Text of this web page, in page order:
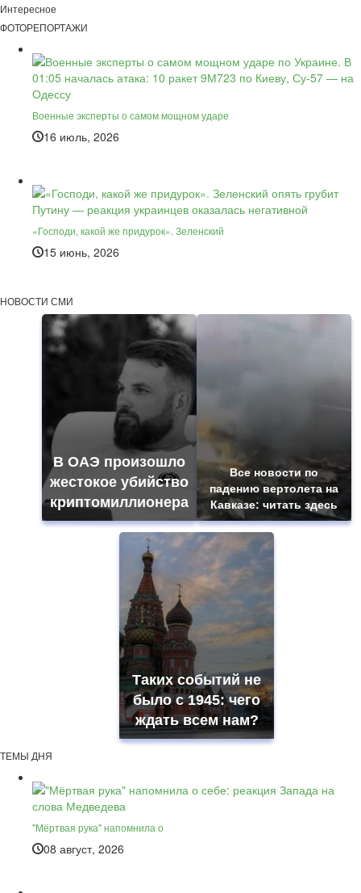
Интересное
ФОТОРЕПОРТАЖИ
Военные эксперты о самом мощном ударе
16 июль, 2026
«Господи, какой же придурок». Зеленский
15 июнь, 2026
НОВОСТИ СМИ
В ОАЭ произошло
жестокое убийство
криптомиллионера
Все новости по
падению вертолета на
Кавказе: читать здесь
Таких событий не
было с 1945: чего
ждать всем нам?
ТЕМЫ ДНЯ
"Мёртвая рука" напомнила о
08 август, 2026